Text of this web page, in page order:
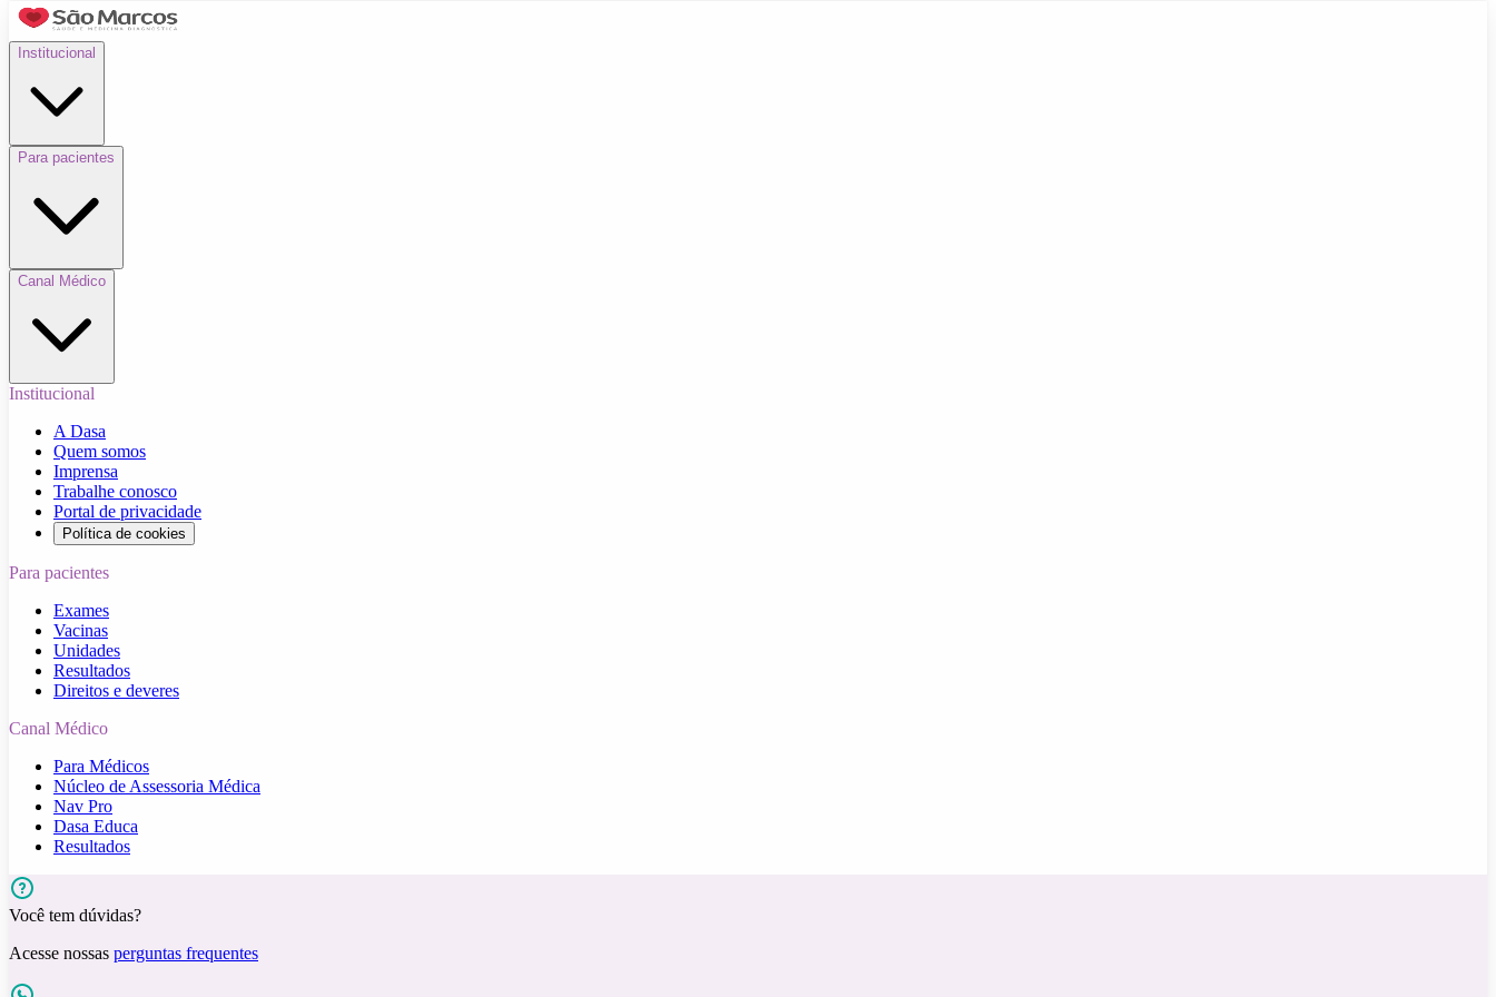
Institucional
Para pacientes
Canal Médico
Institucional
A Dasa
Quem somos
Imprensa
Trabalhe conosco
Portal de privacidade
Política de cookies
Para pacientes
Exames
Vacinas
Unidades
Resultados
Direitos e deveres
Canal Médico
Para Médicos
Núcleo de Assessoria Médica
Nav Pro
Dasa Educa
Resultados
Você tem dúvidas?
Acesse nossas perguntas frequentes